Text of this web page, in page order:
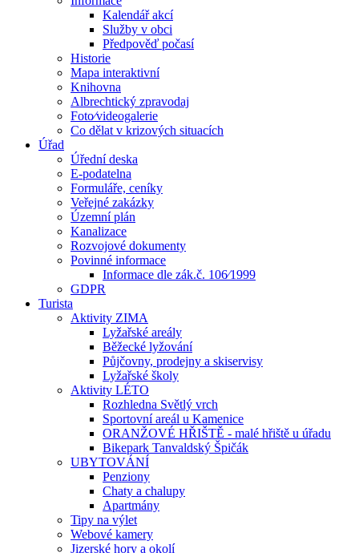
Kalendář akcí
Služby v obci
Předpověď počasí
Historie
Mapa interaktivní
Knihovna
Albrechtický zpravodaj
Foto⁄videogalerie
Co dělat v krizových situacích
Úřad
Úřední deska
E-podatelna
Formuláře, ceníky
Veřejné zakázky
Územní plán
Kanalizace
Rozvojové dokumenty
Povinné informace
Informace dle zák.č. 106⁄1999
GDPR
Turista
Aktivity ZIMA
Lyžařské areály
Běžecké lyžování
Půjčovny, prodejny a skiservisy
Lyžařské školy
Aktivity LÉTO
Rozhledna Světlý vrch
Sportovní areál u Kamenice
ORANŽOVÉ HŘIŠTĚ - malé hřiště u úřadu
Bikepark Tanvaldský Špičák
UBYTOVÁNÍ
Penziony
Chaty a chalupy
Apartmány
Tipy na výlet
Webové kamery
Jizerské hory a okolí